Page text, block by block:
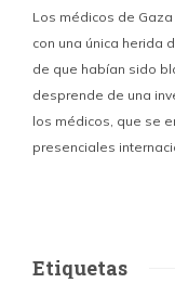
Los médicos de
con una única herida
de que habían sido
desprende de una
los médicos, que se
presenciales
Etiquetas